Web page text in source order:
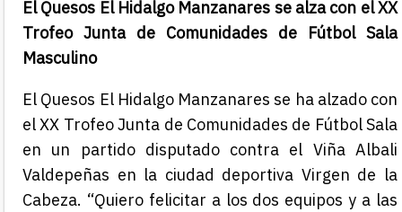
El Quesos El Hidalgo Manzanares se alza con el XX
Trofeo Junta de Comunidades de Fútbol Sala
Masculino
El Quesos El Hidalgo Manzanares se ha alzado con
el XX Trofeo Junta de Comunidades de Fútbol Sala
en un partido disputado contra el Viña Albali
Valdepeñas en la ciudad deportiva Virgen de la
Cabeza. “Quiero felicitar a los dos equipos y a las